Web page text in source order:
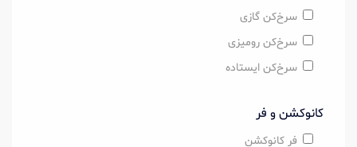
سرخ‌کن گازی
سرخ‌کن رومیزی
سرخ‌کن ایستاده
کانوکشن و فر
فر کانوکشن